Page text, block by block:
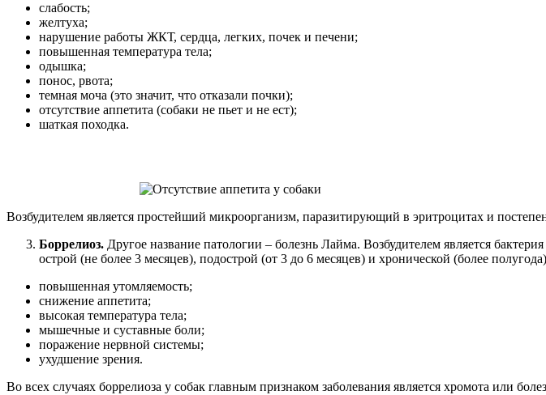
слабость;
желтуха;
нарушение работы ЖКТ, сердца, легких, почек и печени;
повышенная температура тела;
одышка;
понос, рвота;
темная моча (это значит, что отказали почки);
отсутствие аппетита (собаки не пьет и не ест);
шаткая походка.
Возбудителем является простейший микроорганизм, паразитирующий в эритроцитах и
Боррелиоз. Другое название патологии – болезнь Лайма. Возбудителем является
острой (не более 3 месяцев), подострой (от 3 до 6 месяцев) и хронической (более
повышенная утомляемость;
снижение аппетита;
высокая температура тела;
мышечные и суставные боли;
поражение нервной системы;
ухудшение зрения.
Во всех случаях боррелиоза у собак главным признаком заболевания является хромота или